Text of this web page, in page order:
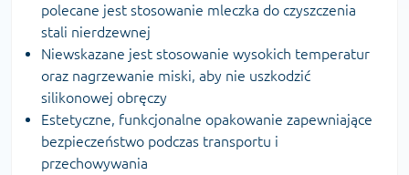
polecane jest stosowanie mleczka do czyszczenia
stali nierdzewnej
Niewskazane jest stosowanie wysokich temperatur
oraz nagrzewanie miski, aby nie uszkodzić
silikonowej obręczy
Estetyczne, funkcjonalne opakowanie zapewniające
bezpieczeństwo podczas transportu i
przechowywania